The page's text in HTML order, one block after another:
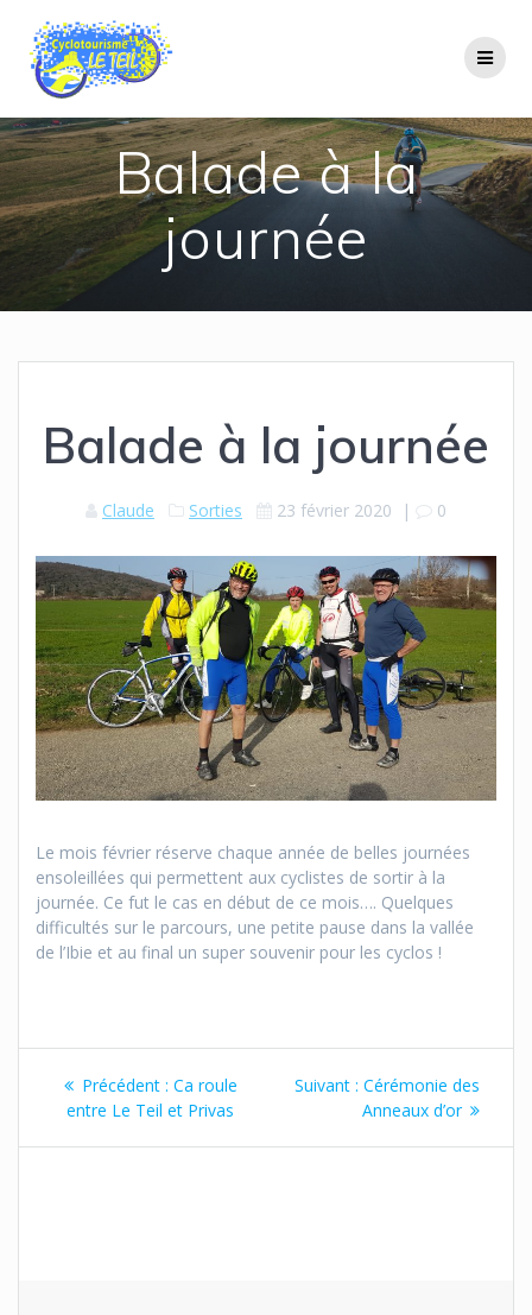
Balade à la
journée
Balade à la journée
Claude Sorties 23 février 2020 | 0
Le mois février réserve chaque année de belles journées
ensoleillées qui permettent aux cyclistes de sortir à la
journée. Ce fut le cas en début de ce mois…. Quelques
difficultés sur le parcours, une petite pause dans la vallée
de l’Ibie et au final un super souvenir pour les cyclos !
Navigation
de
Précédent : Article
précédent
Ca roule
entre Le Teil et Privas
Suivant : Article
suivant
Cérémonie des
Anneaux d’or